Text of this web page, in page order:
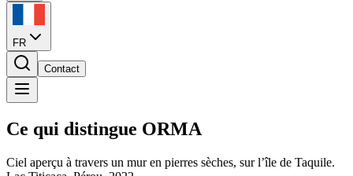
FR
Contact
Ce qui distingue ORMA
Ciel aperçu à travers un mur en pierres sèches, sur l’île de Taquile.